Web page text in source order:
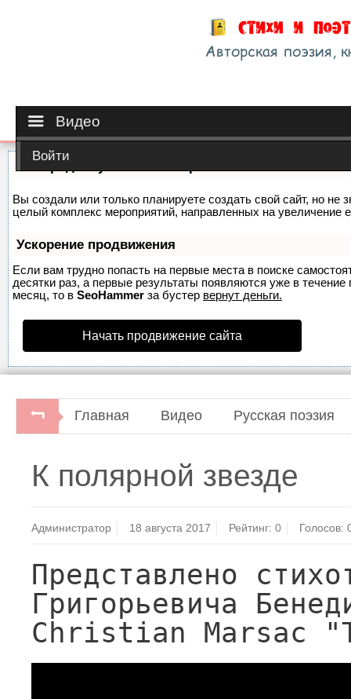
Видео
Войти
Вы создали или только планируете создать свой сайт, но не
целый комплекс мероприятий, направленных на увеличение
Ускорение продвижения
Если вам трудно попасть на первые места в поиске
десятки раз, а первые результаты появляются уже в
месяц, то в SeoHammer за бустер вернут деньги.
Начать продвижение сайта
Главная Видео Русская поэзия
К полярной звезде
Администратор 18 августа 2017 Рейтинг:0 Голосов:
Представлено
Григорьевича
Christian Marsac